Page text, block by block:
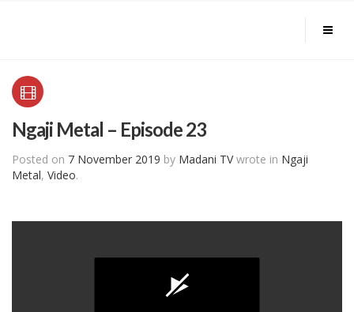
Ngaji Metal – Episode 23
Posted on 7 November 2019 by Madani TVwrote in Ngaji
Metal, Video.